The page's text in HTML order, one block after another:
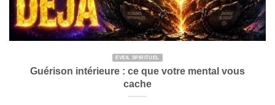
ÉVEIL SPIRITUEL
Guérison intérieure : ce que votre mental vous
cache